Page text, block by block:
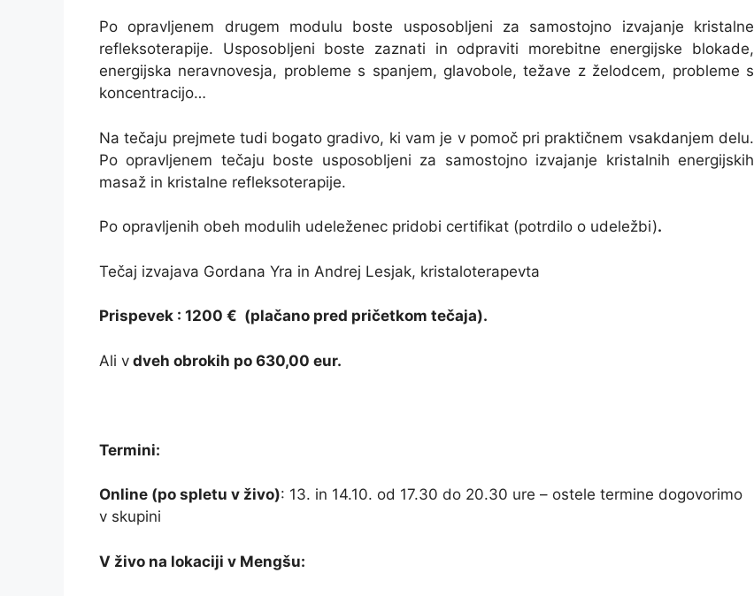
Po opravljenem drugem modulu boste usposobljeni za samostojno izvajanje kristalne
refleksoterapije. Usposobljeni boste zaznati in odpraviti morebitne energijske blokade,
energijska neravnovesja, probleme s spanjem, glavobole, težave z želodcem, probleme s
koncentracijo…
Na tečaju prejmete tudi bogato gradivo, ki vam je v pomoč pri praktičnem vsakdanjem delu.
Po opravljenem tečaju boste usposobljeni za samostojno izvajanje kristalnih energijskih
masaž in kristalne refleksoterapije.
Po opravljenih obeh modulih udeleženec pridobi certifikat (potrdilo o udeležbi).
Tečaj izvajava Gordana Yra in Andrej Lesjak, kristaloterapevta
Prispevek : 1200 € (plačano pred pričetkom tečaja).
Ali v dveh obrokih po 630,00 eur.
Termini:
Online (po spletu v živo): 13. in 14.10. od 17.30 do 20.30 ure – ostele termine dogovorimo
v skupini
V živo na lokaciji v Mengšu: